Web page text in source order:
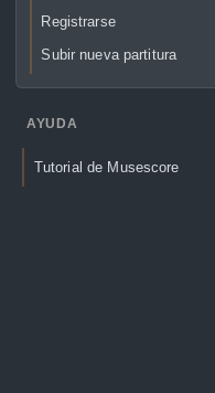
Registrarse
Subir nueva partitura
AYUDA
Tutorial de Musescore